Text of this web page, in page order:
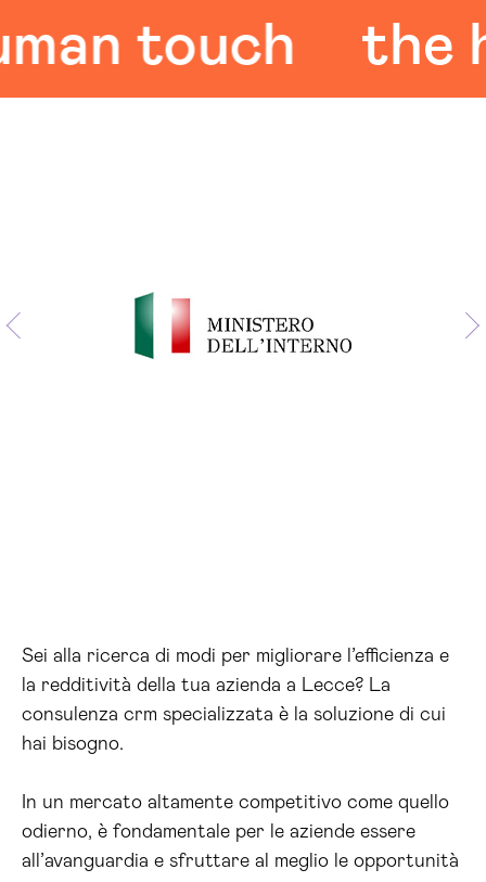
touch the
Sei alla ricerca di modi per migliorare l’efficienza e
la redditività della tua azienda a Lecce? La
consulenza crm specializzata è la soluzione di cui
hai bisogno.
In un mercato altamente competitivo come quello
odierno, è fondamentale per le aziende essere
all’avanguardia e sfruttare al meglio le opportunità